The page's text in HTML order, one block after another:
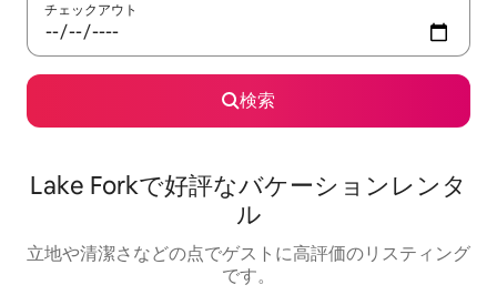
チェックアウト
検索
Lake Forkで好評なバケーションレンタ
ル
立地や清潔さなどの点でゲストに高評価のリスティング
です。